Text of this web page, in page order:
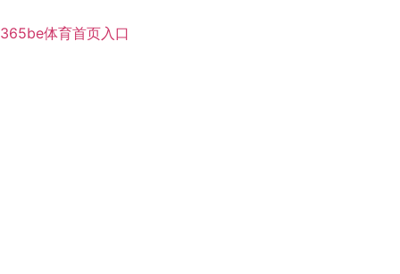
365be体育首页入口